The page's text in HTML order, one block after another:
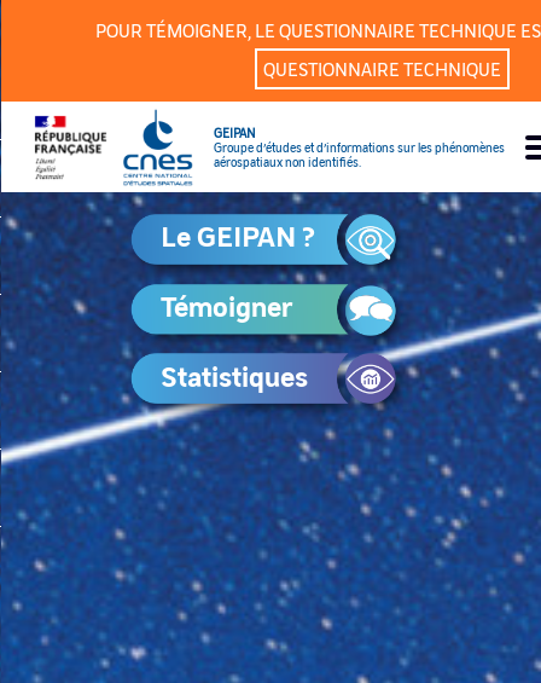
Panneau de gestion des cookies
POUR TÉMOIGNER, LE QUESTIONNAIRE TECHNIQUE
QUESTIONNAIRE TECHNIQUE
GEIPAN
Groupe d’études et d’informations sur les phénomènes
aérospatiaux non identifiés.
Le GEIPAN ?
Témoigner
Statistiques